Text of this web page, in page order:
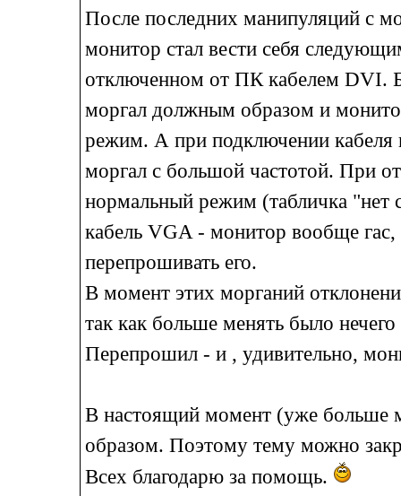
После последних манипуляций с
монитор стал вести себя
отключенном от ПК кабелем DVI.
моргал должным образом и
режим. А при подключении кабеля
моргал с большой частотой. При
нормальный режим (табличка "нет
кабель VGA - монитор вообще
перепрошивать его.
В момент этих морганий
так как больше менять было
Перепрошил - и , удивительно,
В настоящий момент (уже больше
образом. Поэтому тему можно
Всех благодарю за помощь.